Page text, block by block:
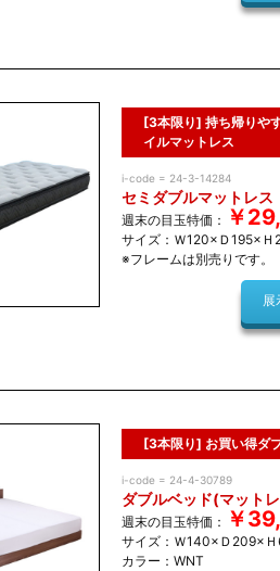
[3本限り] 持ち帰りや
イルマットレス
i-code = 24-3-14284
セミダブルマットレス
週末の目玉特価： ￥
サイズ：Ｗ120×Ｄ195×Ｈ
※フレームは別売りです。
展
[3本限り] お買い得ダ
i-code = 24-4-30789
ダブルベッド(マット
週末の目玉特価： ￥
サイズ：Ｗ140×Ｄ209×
カラー：WNT